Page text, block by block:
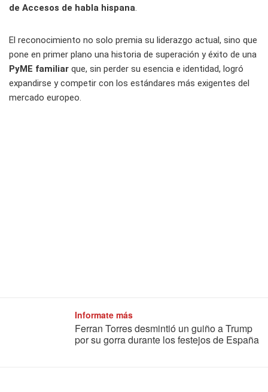
de Accesos de habla hispana.
El reconocimiento no solo premia su liderazgo actual, sino que
pone en primer plano una historia de superación y éxito de una
PyME familiar que, sin perder su esencia e identidad, logró
expandirse y competir con los estándares más exigentes del
mercado europeo.
Informate más
Ferran Torres desmintió un guiño a Trump
por su gorra durante los festejos de España